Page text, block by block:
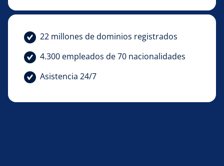
22 millones de dominios registrados
4.300 empleados de 70 nacionalidades
Asistencia 24/7